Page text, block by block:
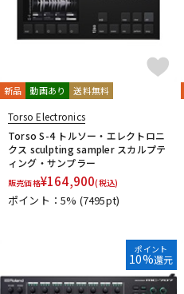
新品 動画あり 送料無料
Torso Electronics
Torso S-4 トルソー・エレクトロニ
クス sculpting sampler スカルプテ
ィング・サンプラー
販売価格¥164,900(税込)
ポイント：5% (7495pt)
ポイント
10%還元